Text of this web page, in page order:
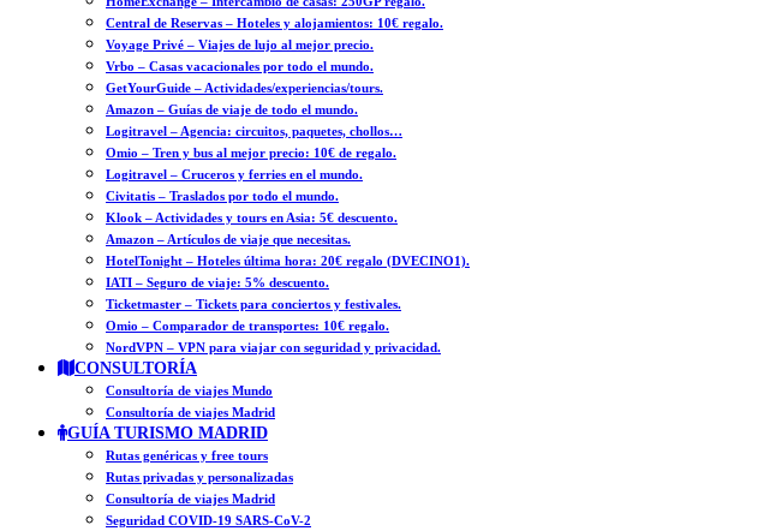
Central de Reservas – Hoteles y alojamientos: 10€ regalo.
Voyage Privé – Viajes de lujo al mejor precio.
Vrbo – Casas vacacionales por todo el mundo.
GetYourGuide – Actividades/experiencias/tours.
Amazon – Guías de viaje de todo el mundo.
Logitravel – Agencia: circuitos, paquetes, chollos…
Omio – Tren y bus al mejor precio: 10€ de regalo.
Logitravel – Cruceros y ferries en el mundo.
Civitatis – Traslados por todo el mundo.
Klook – Actividades y tours en Asia: 5€ descuento.
Amazon – Artículos de viaje que necesitas.
HotelTonight – Hoteles última hora: 20€ regalo (DVECINO1).
IATI – Seguro de viaje: 5% descuento.
Ticketmaster – Tickets para conciertos y festivales.
Omio – Comparador de transportes: 10€ regalo.
NordVPN – VPN para viajar con seguridad y privacidad.
CONSULTORÍA
Consultoría de viajes Mundo
Consultoría de viajes Madrid
GUÍA TURISMO MADRID
Rutas genéricas y free tours
Rutas privadas y personalizadas
Consultoría de viajes Madrid
Seguridad COVID-19 SARS-CoV-2